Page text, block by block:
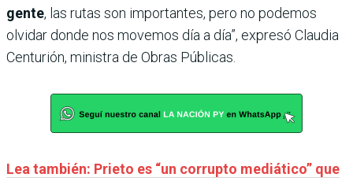
gente, las rutas son importantes, pero no podemos
olvidar donde nos movemos día a día”, expresó Claudia
Centurión, ministra de Obras Públicas.
Lea también: Prieto es “un corrupto mediático” que